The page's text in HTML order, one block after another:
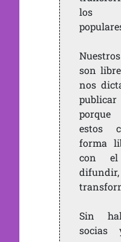
los
son
nos
estos
forma
con el
Sin
socias